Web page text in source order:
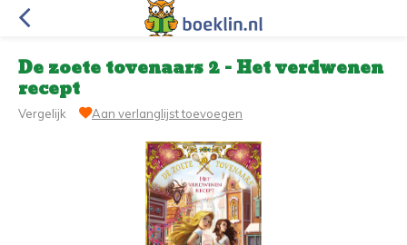
De zoete tovenaars 2 - Het verdwenen
recept
Vergelijk Aan verlanglijst toevoegen